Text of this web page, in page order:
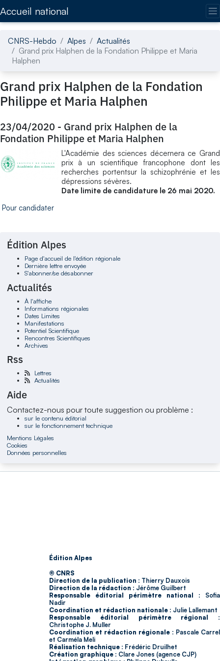
Accueil national
CNRS-Hebdo Alpes
Actualités
Grand prix Halphen de la Fondation Philippe et Maria
Halphen
Grand prix Halphen de la Fondation
Philippe et Maria Halphen
23/04/2020 - Grand prix Halphen de la
Fondation Philippe et Maria Halphen
L'Académie des sciences décernera ce Grand
prix à un scientifique francophone dont les
recherches portentsur la schizophrénie et les
dépressions sévères.
Date limite de candidature le 26 mai 2020.
Pour candidater
Édition Alpes
Page d'accueil de l'édition régionale
Dernière lettre envoyée
S'abonner/se désabonner
Actualités
À l'affiche
Informations régionales
Dates Limites
Manifestations
Potentiel Scientifique
Rencontres Scientifiques
Archives
Rss
Lettres
Actualités
Aide
Contactez-nous pour toute suggestion ou problème :
sur le contenu éditorial
sur le fonctionnement technique
Mentions Légales
Cookies
Données personnelles
Édition Alpes
© CNRS
Direction de la publication : Thierry Dauxois
Direction de la rédaction : Jérôme Guilbert
Responsable éditorial périmètre national : Sofia
Nadir
Coordination et rédaction nationale : Julie Lallemant
Responsable éditorial périmètre régional :
Christophe J. Muller
Coordination et rédaction régionale : Pascale Carrel
et Carméla Meli
Réalisation technique : Frédéric Druilhet
Création graphique : Clare Jones (agence CJP)